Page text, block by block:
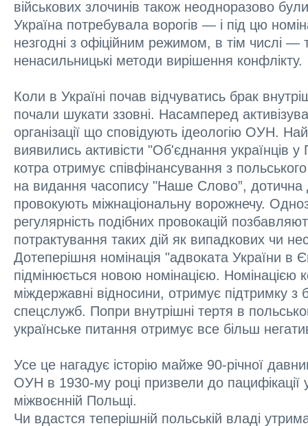
військових злочинів також неодноразово
Україна потребувала ворогів — і під цю
незгодні з офіційним режимом, в тім числі —
ненасильницькі методи вирішення конфлікту.
Коли в Україні почав відчуватись брак
почали шукати ззовні. Насамперед
організації що сповідують ідеологію ОУН.
виявились активісти "Об'єднання українців у
котра отримує співфінансування з
на видання часопису "Наше Слово”, дотична
провокують міжнаціональну ворожнечу.
регулярність подібних провокацій
потрактування таких дій як випадкових чи
Дотеперішня номінація "адвоката України в
підмінюється новою номінацією. Номінацією
міждержавні відносини, отримує підтримку з
спецслужб. Попри внутрішні тертя в
українське питання отримує все більш
Усе це нагадує історію майже 90-річної
ОУН в 1930-му році призвели до пацифікації
міжвоєнній Польщі.
Чи вдастся теперішній польській владі